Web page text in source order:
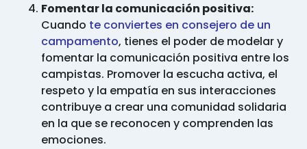
Fomentar la comunicación positiva:
Cuando te conviertes en consejero de un
campamento, tienes el poder de modelar y
fomentar la comunicación positiva entre los
campistas. Promover la escucha activa, el
respeto y la empatía en sus interacciones
contribuye a crear una comunidad solidaria
en la que se reconocen y comprenden las
emociones.